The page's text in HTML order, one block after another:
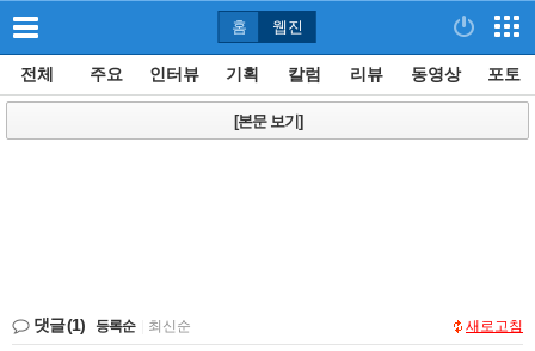
홈 웹진
전체 주요 인터뷰 기획 칼럼 리뷰 동영상 포토
[본문 보기]
댓글(1) 등록순 최신순 새로고침